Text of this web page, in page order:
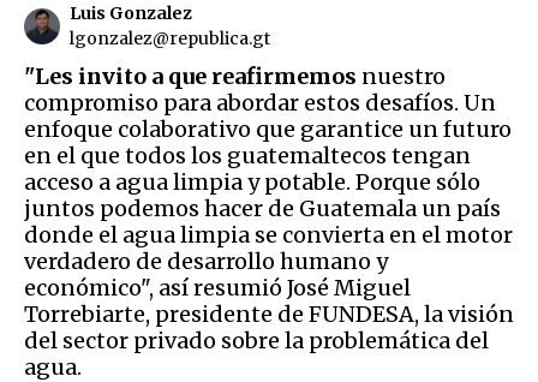
Luis Gonzalez
lgonzalez@republica.gt
"Les invito a que reafirmemos nuestro
compromiso para abordar estos desafíos. Un
enfoque colaborativo que garantice un futuro
en el que todos los guatemaltecos tengan
acceso a agua limpia y potable. Porque sólo
juntos podemos hacer de Guatemala un país
donde el agua limpia se convierta en el motor
verdadero de desarrollo humano y
económico", así resumió José Miguel
Torrebiarte, presidente de FUNDESA, la visión
del sector privado sobre la problemática del
agua.